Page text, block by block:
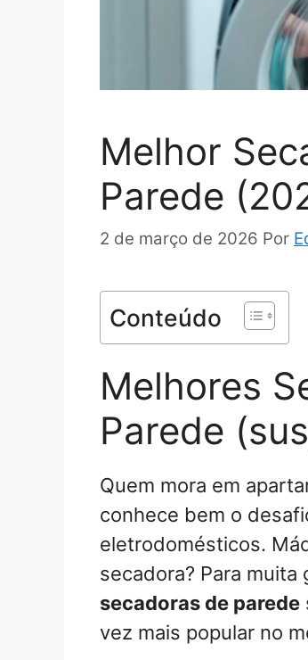
Melhor
Parede
2 de março de 2026 Por
Conteúdo
Melhores
Parede
Quem mora em
conhece bem o
eletrodomésticos.
secadora? Para
secadoras de parede
vez mais popular no